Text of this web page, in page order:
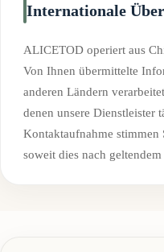
Internationale
ALICETOD operiert aus
Von Ihnen übermittelte
anderen Ländern
denen unsere Dienstleister
Kontaktaufnahme stimmen
soweit dies nach